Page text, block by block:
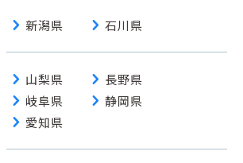
chevron_right 新潟県 chevron_right 石川県
chevron_right 山梨県 chevron_right 長野県
chevron_right 岐阜県 chevron_right 静岡県
chevron_right 愛知県